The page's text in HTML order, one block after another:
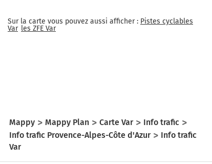
Sur la carte vous pouvez aussi afficher : Pistes cyclables
Var les ZFE Var
Mappy Mappy Plan Carte Var
Info trafic
Info trafic Provence-Alpes-Côte d'Azur
Info trafic
Var